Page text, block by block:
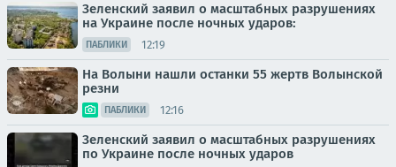
Зеленский заявил о масштабных разрушениях
на Украине после ночных ударов:
ПАБЛИКИ 12:19
На Волыни нашли останки 55 жертв Волынской
резни
ПАБЛИКИ 12:16
Зеленский заявил о масштабных разрушениях
по Украине после ночных ударов